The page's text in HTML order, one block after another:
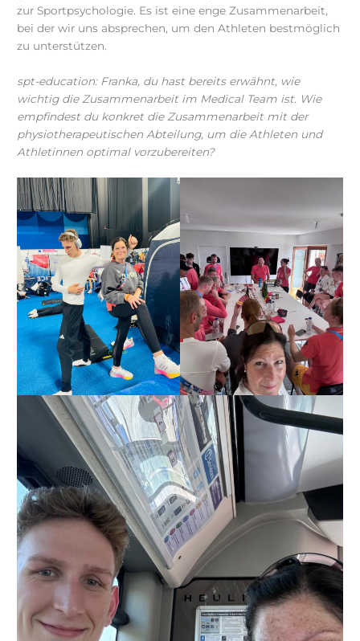
zur Sportpsychologie. Es ist eine enge Zusammenarbeit,
bei der wir uns absprechen, um den Athleten bestmöglich
zu unterstützen.
spt-education: Franka, du hast bereits erwähnt, wie
wichtig die Zusammenarbeit im Medical Team ist. Wie
empfindest du konkret die Zusammenarbeit mit der
physiotherapeutischen Abteilung, um die Athleten und
Athletinnen optimal vorzubereiten?